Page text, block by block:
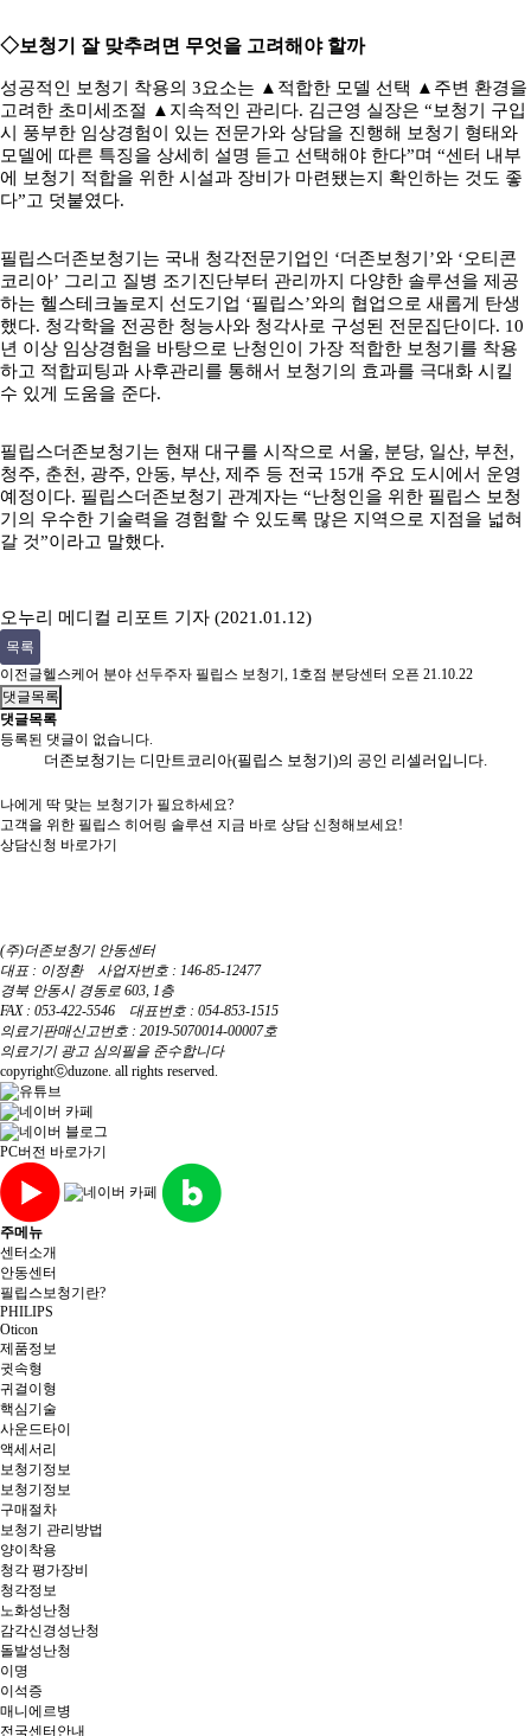
◇보청기 잘 맞추려면 무엇을 고려해야 할까
성공적인 보청기 착용의 3요소는 ▲적합한 모델 선택 ▲주변 환경을
고려한 초미세조절 ▲지속적인 관리다. 김근영 실장은 “보청기 구입
시 풍부한 임상경험이 있는 전문가와 상담을 진행해 보청기 형태와
모델에 따른 특징을 상세히 설명 듣고 선택해야 한다”며 “센터 내부
에 보청기 적합을 위한 시설과 장비가 마련됐는지 확인하는 것도 좋
다”고 덧붙였다.
필립스더존보청기는 국내 청각전문기업인 ‘더존보청기’와 ‘오티콘
코리아’ 그리고 질병 조기진단부터 관리까지 다양한 솔루션을 제공
하는 헬스테크놀로지 선도기업 ‘필립스’와의 협업으로 새롭게 탄생
했다. 청각학을 전공한 청능사와 청각사로 구성된 전문집단이다. 10
년 이상 임상경험을 바탕으로 난청인이 가장 적합한 보청기를 착용
하고 적합피팅과 사후관리를 통해서 보청기의 효과를 극대화 시킬
수 있게 도움을 준다.
필립스더존보청기는 현재 대구를 시작으로 서울, 분당, 일산, 부천,
청주, 춘천, 광주, 안동, 부산, 제주 등 전국 15개 주요 도시에서 운영
예정이다. 필립스더존보청기 관계자는 “난청인을 위한 필립스 보청
기의 우수한 기술력을 경험할 수 있도록 많은 지역으로 지점을 넓혀
갈 것”이라고 말했다.
오누리 메디컬 리포트 기자 (2021.01.12)
목록
이전글헬스케어 분야 선두주자 필립스 보청기, 1호점 분당센터 오픈 21.10.22
댓글목록
댓글목록
등록된 댓글이 없습니다.
더존보청기는 디만트코리아(필립스 보청기)의 공인 리셀러입니다.
나에게 딱 맞는 보청기가 필요하세요?
고객을 위한 필립스 히어링 솔루션 지금 바로 상담 신청해보세요!
상담신청 바로가기
(주)더존보청기 안동센터
대표 : 이정환 사업자번호 : 146-85-12477
경북 안동시 경동로 603, 1층
FAX : 053-422-5546 대표번호 : 054-853-1515
의료기판매신고번호 : 2019-5070014-00007호
의료기기 광고 심의필을 준수합니다
copyrightⓒduzone. all rights reserved.
PC버전 바로가기
주메뉴
센터소개
안동센터
필립스보청기란?
PHILIPS
Oticon
제품정보
귓속형
귀걸이형
핵심기술
사운드타이
액세서리
보청기정보
보청기정보
구매절차
보청기 관리방법
양이착용
청각 평가장비
청각정보
노화성난청
감각신경성난청
돌발성난청
이명
이석증
매니에르병
전국센터안내